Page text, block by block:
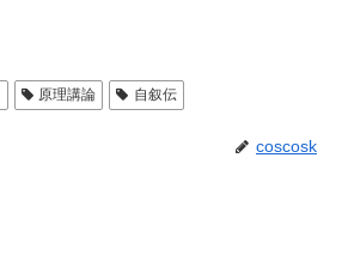
原理講論 自叙伝
coscosk